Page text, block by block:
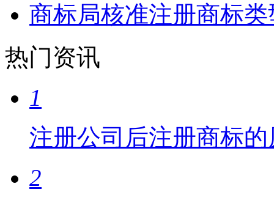
商标局核准注册商标
热门资讯
1
注册公司后注册商标
2